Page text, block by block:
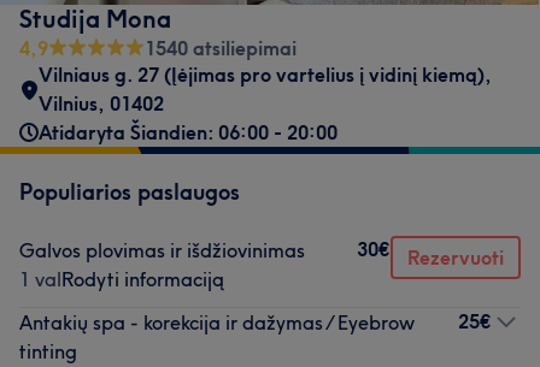
Studija Mona
4,9
1540 atsiliepimai
Vilniaus g. 27 (Įėjimas pro vartelius į vidinį kiemą),
Vilnius, 01402
Atidaryta Šiandien: 06:00 - 20:00
Populiarios paslaugos
Galvos plovimas ir išdžiovinimas
1 valRodyti informaciją
30€ Rezervuoti
Antakių spa - korekcija ir dažymas / Eyebrow
tinting
25€